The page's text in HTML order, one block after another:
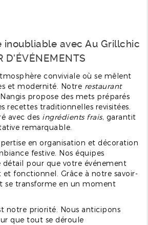
inoubliable avec Au Grillchic
D'ÉVÉNEMENTS
conviviale où se mêlent
et modernité. Notre restaurant
propose des mets préparés
recettes traditionnelles revisitées.
avec des ingrédients frais, garantit
remarquable.
en organisation et décoration
festive. Nos équipes
pour que votre événement
et fonctionnel. Grâce à notre savoir-
se transforme en un moment
notre priorité. Nous anticipons
que tout se déroule